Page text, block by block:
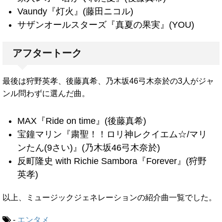
Vaundy『灯火』(藤田ニコル)
サザンオールスターズ『真夏の果実』(YOU)
アフタートーク
最後は狩野英孝、後藤真希、乃木坂46弓木奈於の3人がジャ
ンル問わずに選んだ曲。
MAX『Ride on time』(後藤真希)
宝鐘マリン『粛聖！！ロリ神レクイエム☆/マリ
ンたん(9さい)』(乃木坂46弓木奈於)
反町隆史 with Richie Sambora『Forever』(狩野
英孝)
以上、ミュージックジェネレーションの紹介曲一覧でした。
- エンタメ